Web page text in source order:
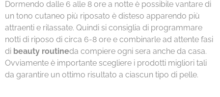
Dormendo dalle 6 alle 8 ore a notte è possibile vantare di
un tono cutaneo più riposato è disteso apparendo più
attraenti e rilassate. Quindi si consiglia di programmare
notti di riposo di circa 6-8 ore e combinarle ad attente fasi
di beauty routineda compiere ogni sera anche da casa.
Ovviamente è importante scegliere i prodotti migliori tali
da garantire un ottimo risultato a ciascun tipo di pelle.